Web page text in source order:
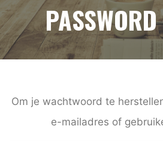
Om je wachtwoord te
e-mailadres of